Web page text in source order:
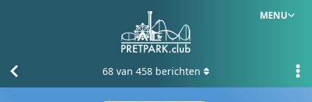
MENU
68 van 458 berichten